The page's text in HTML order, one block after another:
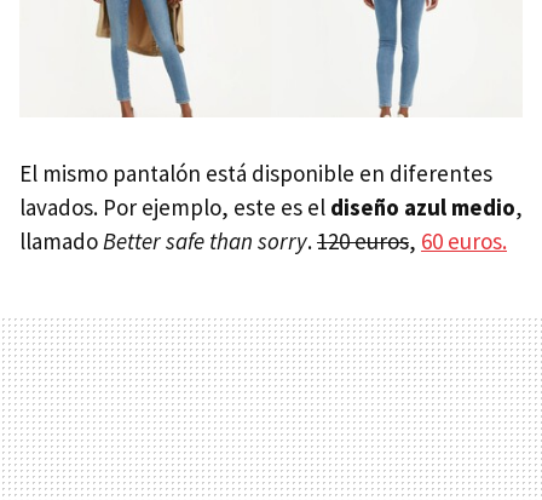
El mismo pantalón está disponible en diferentes
lavados. Por ejemplo, este es el diseño azul medio,
llamadoBetter safe than sorry.120 euros, 60 euros.